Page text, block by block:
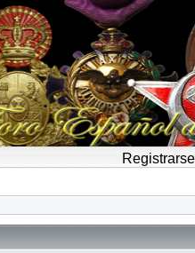
Registrarse